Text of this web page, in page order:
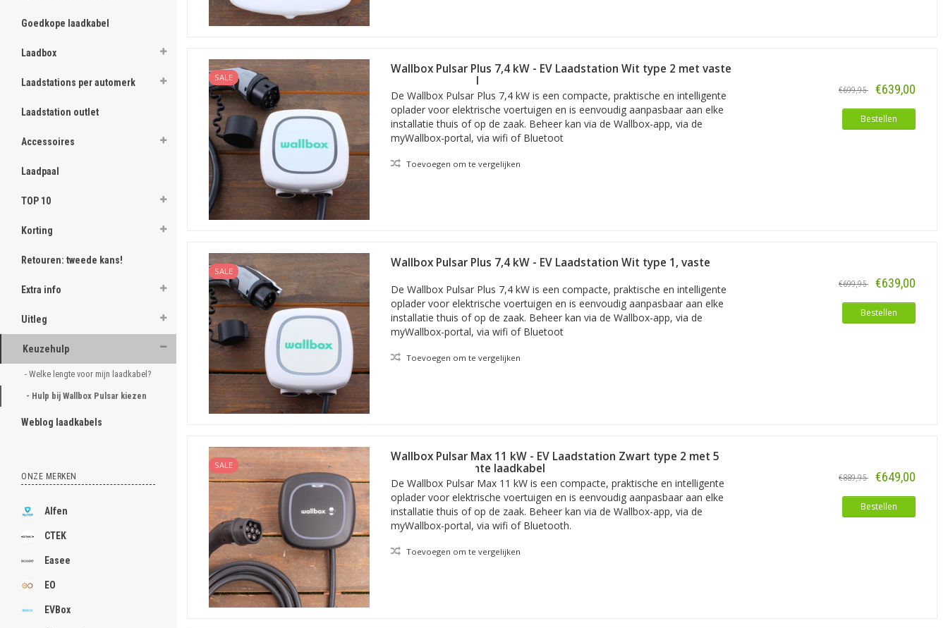
Goedkope laadkabel
Laadbox
Laadstations per automerk
Laadstation outlet
Accessoires
Laadpaal
TOP 10
Korting
Retouren: tweede kans!
Extra info
Uitleg
Keuzehulp
- Welke lengte voor mijn laadkabel?
- Hulp bij Wallbox Pulsar kiezen
Weblog laadkabels
ONZE MERKEN
Alfen
CTEK
Easee
EO
EVBox
eigenschappen. De Plus is compatibel met alle Type 2 elektrische en hybride auto's, en levert een vermogen van 7,4 kW tot 22 kW (6A
tot 32A).
Smart Home, DC-lekkage protectie, Eco Smart
Wifi of Bluetooth geeft toegang tot het myWallbox laadbeheerplatform. Daarmee is deze lader technisch uitstekend voorbereid op
Smart Home toepassingen. Ook een DC-lekkagebescherming is standaard onderdeel van de Pulsar Plus. Verder zijn alle Pulsars
compatibel met Wallbox-energiebeheersystemen, zoals Eco Smart. Daarmee is deze serie laadstations van Wallbox goed te matchen
met slim gebruik van zonne-energie.
Halo Light
Daarnaast geeft de LED-functie Halo Light de actuele status weer van de laadactiviteit en eventueel optredende fouten, via een
meervoudig kleur-gecodeerd display. De Pulsars beschikken verder onder meer over dynamisch laadbeheer: voor het automatisch
aanpassen van de laadsnelheid, ter voorkoming van overbelasting van het thuissysteem.
SALE
Wallbox Pulsar Plus 7,4 kW - EV Laadstation Wit type 2 met vaste
rechte laadkabel
De Wallbox Pulsar Plus 7,4 kW is een compacte, praktische en intelligente
oplader voor elektrische voertuigen en is eenvoudig aanpasbaar aan elke
installatie thuis of op de zaak. Beheer kan via de Wallbox-app, via de
myWallbox-portal, via wifi of Bluetoot
Toevoegen om te vergelijken
€699,95 €639,00
Bestellen
SALE
Wallbox Pulsar Plus 7,4 kW - EV Laadstation Wit type 1, vaste
De Wallbox Pulsar Plus 7,4 kW is een compacte, praktische en intelligente
oplader voor elektrische voertuigen en is eenvoudig aanpasbaar aan elke
installatie thuis of op de zaak. Beheer kan via de Wallbox-app, via de
myWallbox-portal, via wifi of Bluetoot
Toevoegen om te vergelijken
€699,95 €639,00
Bestellen
SALE
Wallbox Pulsar Max 11 kW - EV Laadstation Zwart type 2 met 5
meter vaste rechte laadkabel
De Wallbox Pulsar Max 11 kW is een compacte, praktische en intelligente
oplader voor elektrische voertuigen en is eenvoudig aanpasbaar aan elke
installatie thuis of op de zaak. Beheer kan via de Wallbox-app, via de
myWallbox-portal, via wifi of Bluetooth.
Toevoegen om te vergelijken
€889,95 €649,00
Bestellen